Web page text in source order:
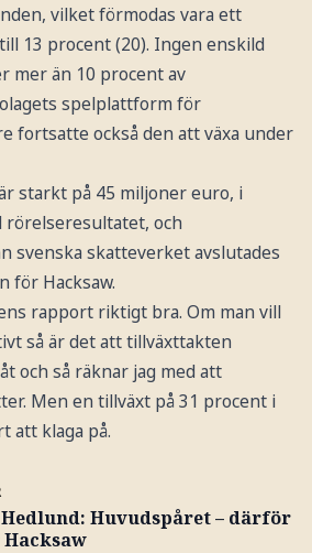
vilket förmodas vara ett
13 procent (20). Ingen enskild
mer än 10 procent av
spelplattform för
fortsatte också den att växa under
starkt på 45 miljoner euro, i
och
svenska skatteverket avslutades
för Hacksaw.
rapport riktigt bra. Om man vill
så är det att tillväxttakten
och så räknar jag med att
Men en tillväxt på 31 procent i
att klaga på.
Huvudspåret – därför